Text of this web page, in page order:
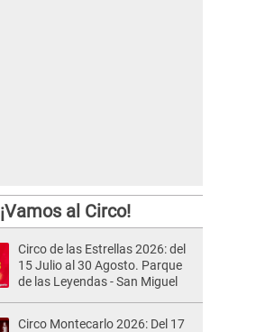
¡Vamos al Circo!
Circo de las Estrellas 2026: del
15 Julio al 30 Agosto. Parque
de las Leyendas - San Miguel
Circo Montecarlo 2026: Del 17